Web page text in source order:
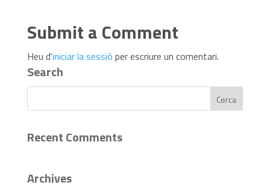
Submit a Comment
Heu d'iniciar la sessió per escriure un comentari.
Search
Recent Comments
Archives